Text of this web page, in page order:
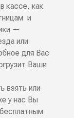
кассе, как
и
—
или
для Вас
Ваши
взять или
у нас Вы